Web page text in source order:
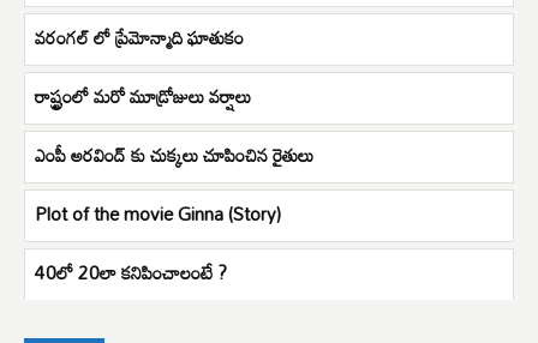
వరంగల్ లో ప్రేమోన్మాది ఘాతుకం
రాష్ట్రంలో మరో మూడ్రోజులు వర్షాలు
ఎంపీ అరవింద్ కు చుక్కలు చూపించిన రైతులు
Plot of the movie Ginna (Story)
40లో 20లా కనిపించాలంటే ?